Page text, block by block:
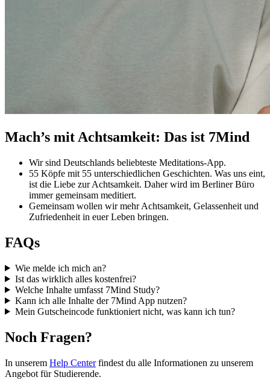
Mach’s mit Achtsamkeit: Das ist 7Mind
Wir sind Deutschlands beliebteste Meditations-App.
55 Köpfe mit 55 unterschiedlichen Geschichten. Was uns eint,
ist die Liebe zur Achtsamkeit. Daher wird im Berliner Büro
immer gemeinsam meditiert.
Gemeinsam wollen wir mehr Achtsamkeit, Gelassenheit und
Zufriedenheit in euer Leben bringen.
FAQs
Wie melde ich mich an?
Ist das wirklich alles kostenfrei?
Welche Inhalte umfasst 7Mind Study?
Kann ich alle Inhalte der 7Mind App nutzen?
Mein Gutscheincode funktioniert nicht, was kann ich tun?
Noch Fragen?
In unserem Help Centerfindest du alle Informationen zu unserem
Angebot für Studierende.